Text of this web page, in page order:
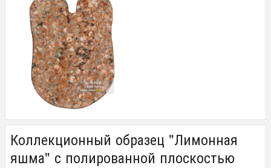
Коллекционный образец "Лимонная
яшма" с полированной плоскостью